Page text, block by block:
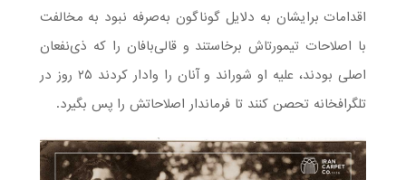
اقدامات برایشان به دلایل گوناگون به‌صرفه نبود به مخالفت
با اصلاحات تیمورتاش برخاستند و قالی‌بافان را که ذی‌نفعان
اصلی بودند، علیه او شوراند و آنان را وادار کردند ۲۵ روز در
تلگرافخانه تحصن کنند تا فرماندار اصلاحاتش را پس بگیرد.